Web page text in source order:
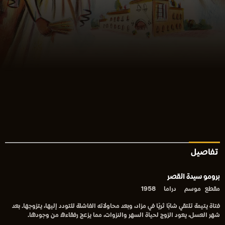
تفاصيل
برومو سيدة القصر
مقطع موسم دراما 1958
فتاة يتيمة تلتقي شابًا ثريًا في مزاد، وبعد محاولاته الفاشلة للتودد إليها، يتزوجها. بعد
شهر العسل، يعود الزوج لحياة السهر والنزوات، مما يزعج رفقاءه من وجودها.